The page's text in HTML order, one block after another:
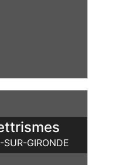
SUR-GIRONDE